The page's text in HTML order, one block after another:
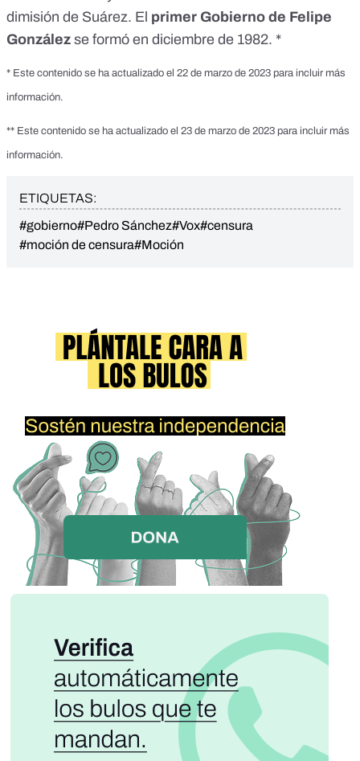
dimisión de Suárez. El primer Gobierno de Felipe
González se formó en diciembre de 1982. *
* Este contenido se ha actualizado el 22 de marzo de 2023 para incluir más
información.
** Este contenido se ha actualizado el 23 de marzo de 2023 para incluir más
información.
ETIQUETAS:
#gobierno#Pedro Sánchez#Vox#censura
#moción de censura#Moción